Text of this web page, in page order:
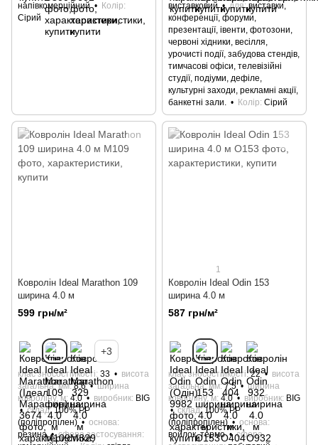
напівкомерційний
Колір
Сірий
виставковий
для виставки,
конференції, форуми,
презентації, івенти, фотозони,
червоні хідники, весілля,
урочисті події, забудова стендів,
тимчасові офіси, телевізійні
студії, подіуми, дефіле,
культурні заходи, рекламні акції,
банкетні зали.
Колір Сірий
Ковролін Ideal Marathon 109
ширина 4.0 м
599 грн/м²
+3
клас зносостійкості 33
висота
загальна, мм 8.6
ширина
ковроліну, м 4.0 виробник BIG
склад 100% РР
(поліпропілен)
основа
резина
сфера застосування
1
Ковролін Ideal Odin 153
ширина 4.0 м
587 грн/м²
клас зносостійкості 22
висота
загальна, мм 7.5
ширина
ковроліну, м 4.0 виробник BIG
склад 100% РР
(поліпропілен)
основа
войлок, термо
сфера